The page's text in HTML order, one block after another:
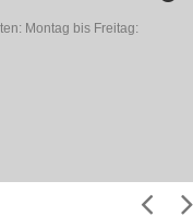
Montag bis Freitag: